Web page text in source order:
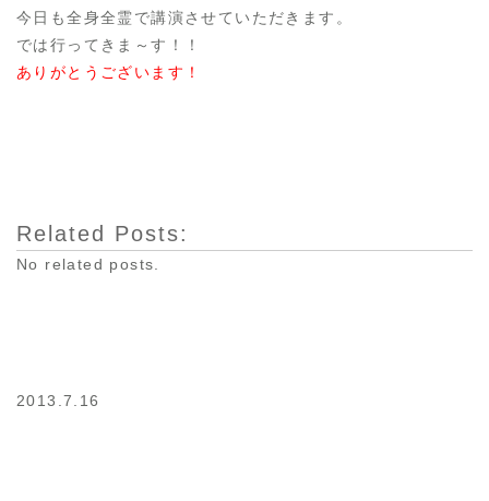
今日も全身全霊で講演させていただきます。
では行ってきま～す！！
ありがとうございます！
Related Posts:
No related posts.
2013.7.16